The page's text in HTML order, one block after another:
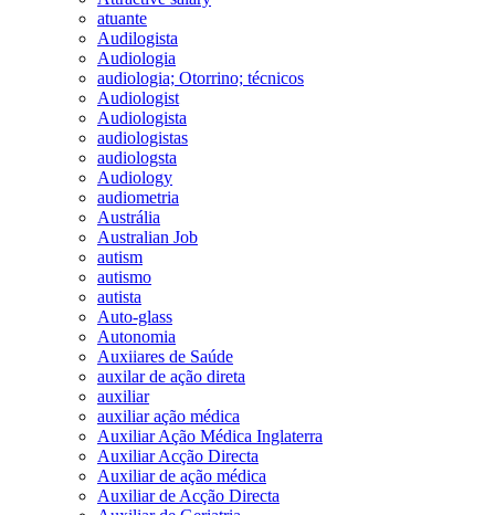
atuante
Audilogista
Audiologia
audiologia; Otorrino; técnicos
Audiologist
Audiologista
audiologistas
audiologsta
Audiology
audiometria
Austrália
Australian Job
autism
autismo
autista
Auto-glass
Autonomia
Auxiiares de Saúde
auxilar de ação direta
auxiliar
auxiliar ação médica
Auxiliar Ação Médica Inglaterra
Auxiliar Acção Directa
Auxiliar de ação médica
Auxiliar de Acção Directa